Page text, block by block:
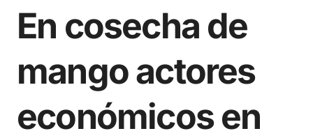
En cosecha de
mango actores
económicos en